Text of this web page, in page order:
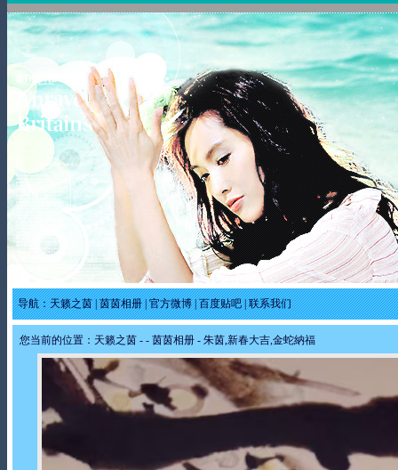
导航：天籁之茵|茵茵相册|官方微博|百度贴吧|联系我们
您当前的位置： 天籁之茵 - - 茵茵相册 - 朱茵,新春大吉,金蛇納福